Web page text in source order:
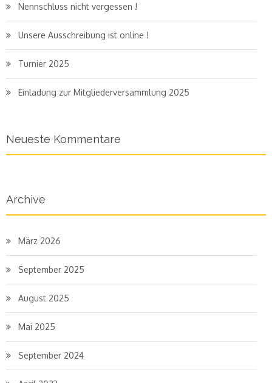
Nennschluss nicht vergessen !
Unsere Ausschreibung ist online !
Turnier 2025
Einladung zur Mitgliederversammlung 2025
Neueste Kommentare
Archive
März 2026
September 2025
August 2025
Mai 2025
September 2024